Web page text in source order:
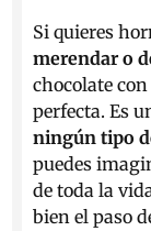
Si quieres
merendar o
chocolate
perfecta. Es
ningún tipo
puedes
de toda la
bien el paso